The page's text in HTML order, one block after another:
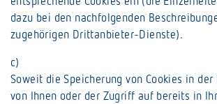
dazu bei den nachfolgenden
zugehörigen Drittanbieter-Dienste).
c)
Soweit die Speicherung von Cookies in der
von Ihnen oder der Zugriff auf bereits in